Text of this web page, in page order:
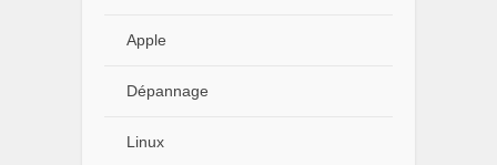
Apple
Dépannage
Linux